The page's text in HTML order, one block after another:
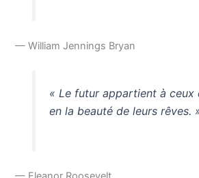
— William Jennings Bryan
« Le futur appartient à ceux
en la beauté de leurs rêves.